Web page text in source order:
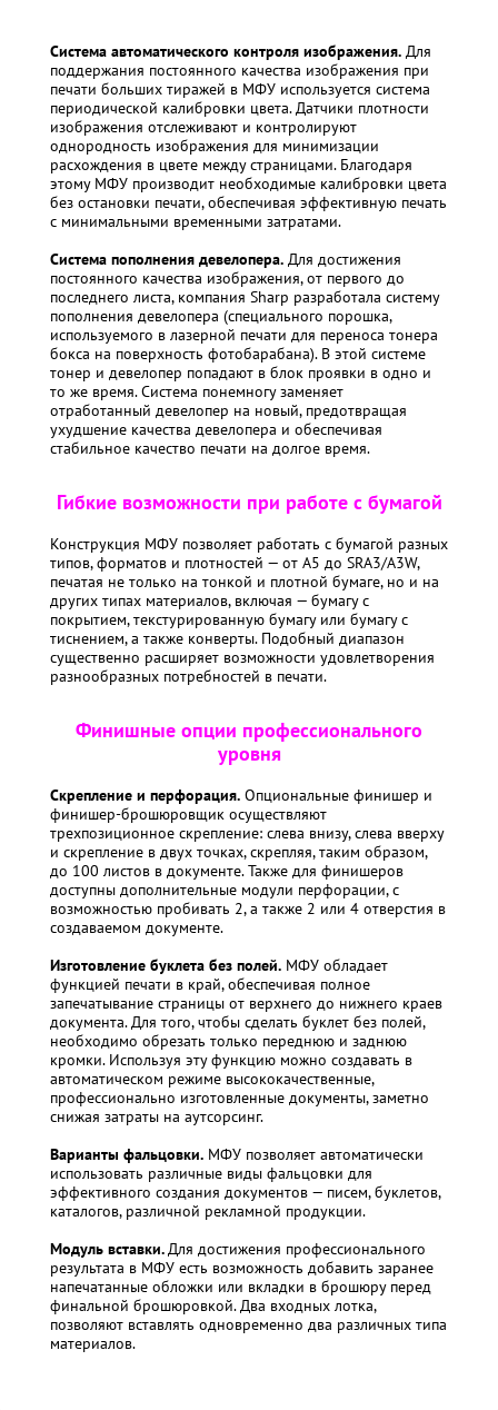
Система автоматического контроля изображения. Для
поддержания постоянного качества изображения при
печати больших тиражей в МФУ используется система
периодической калибровки цвета. Датчики плотности
изображения отслеживают и контролируют
однородность изображения для минимизации
расхождения в цвете между страницами. Благодаря
этому МФУ производит необходимые калибровки цвета
без остановки печати, обеспечивая эффективную печать
с минимальными временными затратами.
Система пополнения девелопера. Для достижения
постоянного качества изображения, от первого до
последнего листа, компания Sharp разработала систему
пополнения девелопера (специального порошка,
используемого в лазерной печати для переноса тонера
бокса на поверхность фотобарабана). В этой системе
тонер и девелопер попадают в блок проявки в одно и
то же время. Система понемногу заменяет
отработанный девелопер на новый, предотвращая
ухудшение качества девелопера и обеспечивая
стабильное качество печати на долгое время.
Гибкие возможности при работе с бумагой
Конструкция МФУ позволяет работать с бумагой разных
типов, форматов и плотностей — от A5 до SRA3/A3W,
печатая не только на тонкой и плотной бумаге, но и на
других типах материалов, включая — бумагу с
покрытием, текстурированную бумагу или бумагу с
тиснением, а также конверты. Подобный диапазон
существенно расширяет возможности удовлетворения
разнообразных потребностей в печати.
Финишные опции профессионального
уровня
Скрепление и перфорация. Опциональные финишер и
финишер-брошюровщик осуществляют
трехпозиционное скрепление: слева внизу, слева вверху
и скрепление в двух точках, скрепляя, таким образом,
до 100 листов в документе. Также для финишеров
доступны дополнительные модули перфорации, с
возможностью пробивать 2, а также 2 или 4 отверстия в
создаваемом документе.
Изготовление буклета без полей. МФУ обладает
функцией печати в край, обеспечивая полное
запечатывание страницы от верхнего до нижнего краев
документа. Для того, чтобы сделать буклет без полей,
необходимо обрезать только переднюю и заднюю
кромки. Используя эту функцию можно создавать в
автоматическом режиме высококачественные,
профессионально изготовленные документы, заметно
снижая затраты на аутсорсинг.
Варианты фальцовки. МФУ позволяет автоматически
использовать различные виды фальцовки для
эффективного создания документов — писем, буклетов,
каталогов, различной рекламной продукции.
Модуль вставки.Для достижения профессионального
результата в МФУ есть возможность добавить заранее
напечатанные обложки или вкладки в брошюру перед
финальной брошюровкой. Два входных лотка,
позволяют вставлять одновременно два различных типа
материалов.